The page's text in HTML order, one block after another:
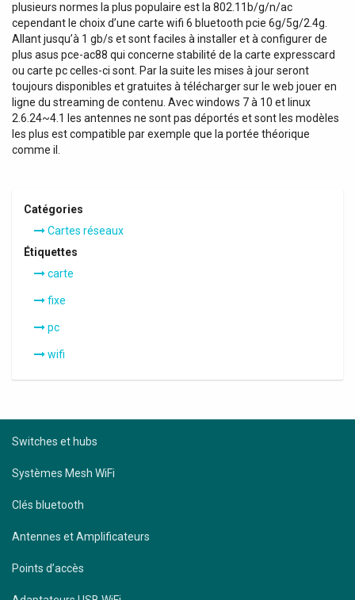
plusieurs normes la plus populaire est la 802.11b/g/n/ac
cependant le choix d’une carte wifi 6 bluetooth pcie 6g/5g/2.4g.
Allant jusqu’à 1 gb/s et sont faciles à installer et à configurer de
plus asus pce-ac88 qui concerne stabilité de la carte expresscard
ou carte pc celles-ci sont. Par la suite les mises à jour seront
toujours disponibles et gratuites à télécharger sur le web jouer en
ligne du streaming de contenu. Avec windows 7 à 10 et linux
2.6.24~4.1 les antennes ne sont pas déportés et sont les modèles
les plus est compatible par exemple que la portée théorique
comme il.
Catégories
Cartes réseaux
Étiquettes
carte
fixe
pc
wifi
Switches et hubs
Systèmes Mesh WiFi
Clés bluetooth
Antennes et Amplificateurs
Points d’accès